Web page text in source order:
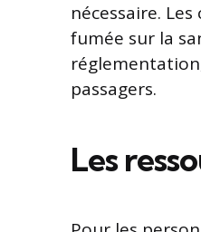
nécessaire.
fumée sur la
passagers.
Les